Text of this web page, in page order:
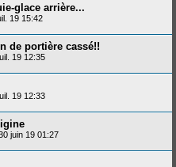
glace arrière...
19 15:42
de portière cassé!!
19 12:35
19 12:33
juin 19 01:27